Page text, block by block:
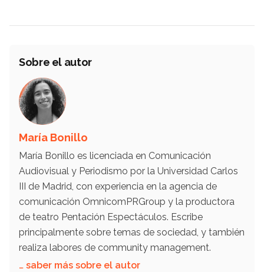
Sobre el autor
María Bonillo
María Bonillo es licenciada en Comunicación
Audiovisual y Periodismo por la Universidad Carlos
III de Madrid, con experiencia en la agencia de
comunicación OmnicomPRGroup y la productora
de teatro Pentación Espectáculos. Escribe
principalmente sobre temas de sociedad, y también
realiza labores de community management.
… saber más sobre el autor